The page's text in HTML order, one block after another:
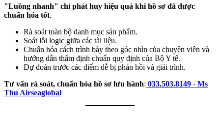
"Luồng nhanh" chỉ phát huy hiệu quả khi hồ sơ đã được
chuẩn hóa tốt.
Rà soát toàn bộ danh mục sản phẩm.
Soát lỗi logic giữa các tài liệu.
Chuẩn hóa cách trình bày theo góc nhìn của chuyên viên và
hướng dẫn thẩm định chuẩn quy định của Bộ Y tế.
Dự đoán trước các điểm dễ bị phản hồi và giải trình.
Tư vấn rà soát, chuẩn hóa hồ sơ lưu hành: 033.503.8149 - Ms
Thu Airseaglobal